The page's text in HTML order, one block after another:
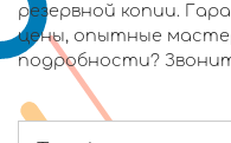
резервной копии.
цены, опытные
подробности?